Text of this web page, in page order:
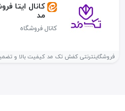
کانال ایتا
مد
کانال فروشگاه
فروشگاینترنتی کفش تک مد کیفیت بالا و